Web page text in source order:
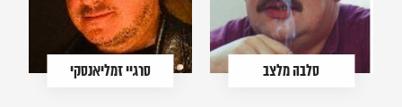
סלבה מלצב סרגיי זמליאנסקי